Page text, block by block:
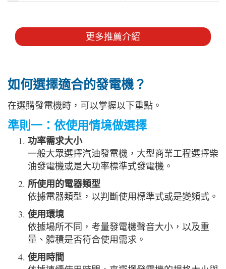
更多推薦介紹
如何選擇適合的發電機？
在選購發電機時，可以掌握以下重點。
準則一：依使用情境做選擇
功率需求大小
一般大眾選擇汽油發電機，大型商業工程選擇柴
油發電機或是大功率標準式發電機。
所使用的電器類型
依據電器類型，以判斷使用標準式或是變頻式。
使用環境
依據場所不同，考量發電機聲音大小，以及重
量、體積是否符合使用需求。
使用時間